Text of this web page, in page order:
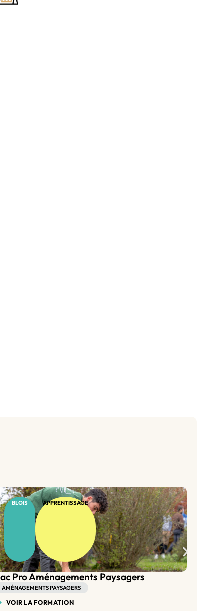
BLOIS APPRENTISSAGE
BP Aménagement Paysager
AMÉNAGEMENTS PAYSAGERS
VOIR LA FORMATION